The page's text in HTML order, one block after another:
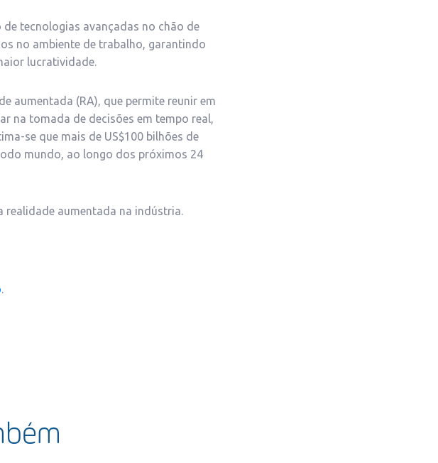
tecnologias avançadas no chão de
no ambiente de trabalho, garantindo
lucratividade.
aumentada (RA), que permite reunir em
na tomada de decisões em tempo real,
se que mais de US$100 bilhões de
mundo, ao longo dos próximos 24
realidade aumentada na indústria.
.